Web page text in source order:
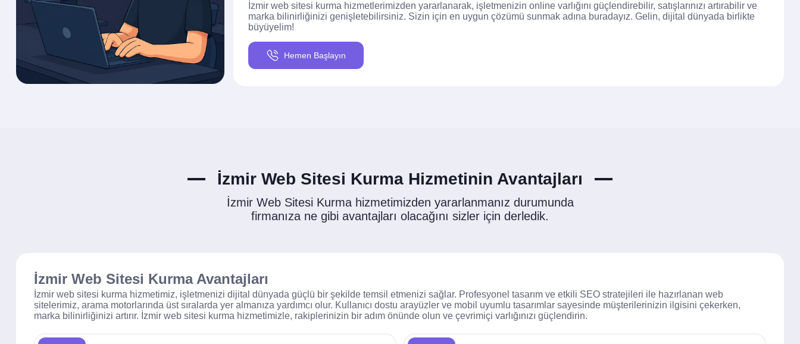
İzmir web sitesi kurma hizmetlerimizden yararlanarak, işletmenizin online varlığını güçlendirebilir, satışlarınızı artırabilir ve
marka bilinirliğinizi genişletebilirsiniz. Sizin için en uygun çözümü sunmak adına buradayız. Gelin, dijital dünyada birlikte
büyüyelim!
Hemen Başlayın
İzmir Web Sitesi Kurma Hizmetinin Avantajları
İzmir Web Sitesi Kurma hizmetimizden yararlanmanız durumunda
firmanıza ne gibi avantajları olacağını sizler için derledik.
İzmir Web Sitesi Kurma Avantajları
İzmir web sitesi kurma hizmetimiz, işletmenizi dijital dünyada güçlü bir şekilde temsil etmenizi sağlar. Profesyonel tasarım ve etkili SEO stratejileri ile hazırlanan web
sitelerimiz, arama motorlarında üst sıralarda yer almanıza yardımcı olur. Kullanıcı dostu arayüzler ve mobil uyumlu tasarımlar sayesinde müşterilerinizin ilgisini çekerken,
marka bilinirliğinizi artırır. İzmir web sitesi kurma hizmetimizle, rakiplerinizin bir adım önünde olun ve çevrimiçi varlığınızı güçlendirin.